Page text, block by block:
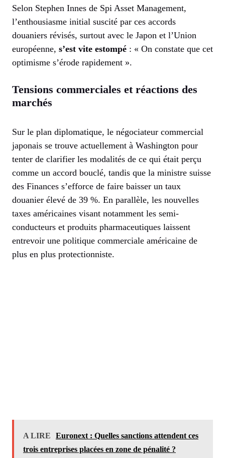
Selon Stephen Innes de Spi Asset Management,
l’enthousiasme initial suscité par ces accords
douaniers révisés, surtout avec le Japon et l’Union
européenne, s’est vite estompé : « On constate que cet
optimisme s’érode rapidement ».
Tensions commerciales et réactions des
marchés
Sur le plan diplomatique, le négociateur commercial
japonais se trouve actuellement à Washington pour
tenter de clarifier les modalités de ce qui était perçu
comme un accord bouclé, tandis que la ministre suisse
des Finances s’efforce de faire baisser un taux
douanier élevé de 39 %. En parallèle, les nouvelles
taxes américaines visant notamment les semi-
conducteurs et produits pharmaceutiques laissent
entrevoir une politique commerciale américaine de
plus en plus protectionniste.
A LIRE
Euronext : Quelles sanctions attendent ces
trois entreprises placées en zone de pénalité ?